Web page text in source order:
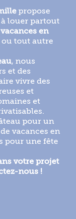
propose
louer partout
en
ou tout autre
, nous
et des
vivre des
et
et
pour un
vacances en
pour une fête
votre projet
nous !